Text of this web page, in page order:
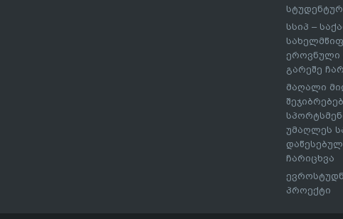
სსიპ –
ეროვნული
გარეშე
მაღალი
უმაღლეს
ჩარიცხვა
პროექტი